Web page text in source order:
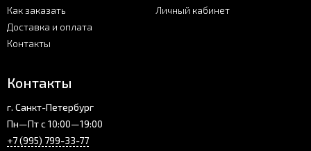
Как заказать
Доставка и оплата
Контакты
Личный кабинет
Контакты
г. Санкт-Петербург
Пн—Пт с 10:00—19:00
+7 (995) 799-33-77